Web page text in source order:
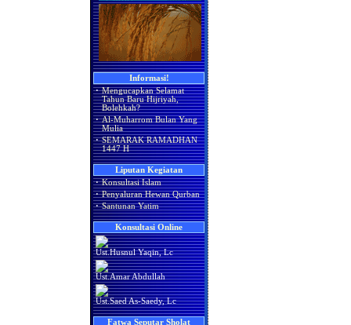
Informasi!
· Mengucapkan Selamat
Tahun Baru Hijriyah,
Bolehkah?
· Al-Muharrom Bulan Yang
Mulia
· SEMARAK RAMADHAN
1447 H
Liputan Kegiatan
· Konsultasi Islam
· Penyaluran Hewan Qurban
· Santunan Yatim
Konsultasi Online
Ust.Husnul Yaqin, Lc
Ust.Amar Abdullah
Ust.Saed As-Saedy, Lc
Fatwa Seputar Sholat